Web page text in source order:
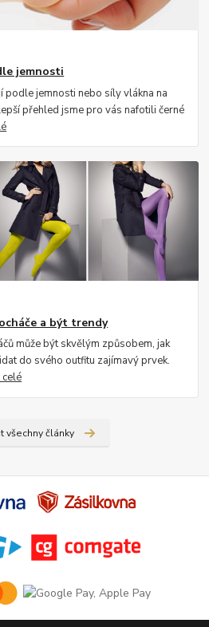
jemnosti
podle jemnosti nebo síly vlákna na
přehled jsme pro vás nafotili černé
a být trendy
může být skvělým způsobem, jak
do svého outfitu zajímavý prvek.
celé
všechny články